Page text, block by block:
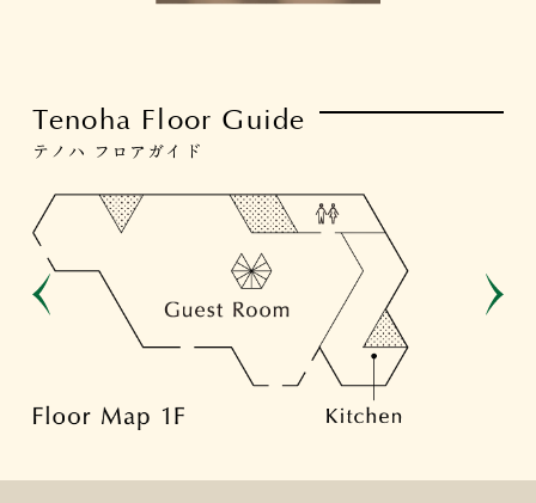
Tenoha Floor Guide
テノハ フロアガイド